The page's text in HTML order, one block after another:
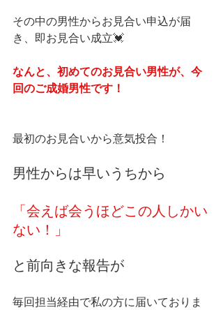
その中の男性からお見合い申込が届
き、即お見合い成立💓
なんと、初めてのお見合い男性が、今
回のご成婚男性です！
最初のお見合いから意気投合！
男性からは早いうちから
「会えば会うほどこの人しかい
ない！」
と前向きな報告が
毎回担当経由で私の方に届いておりま